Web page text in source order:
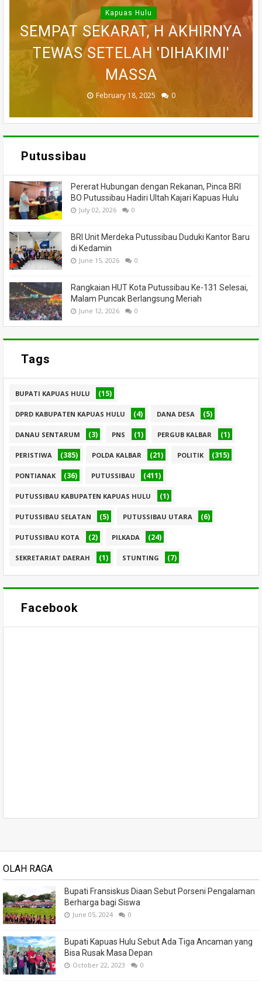
WARGA DESA SEI AJUNG YANG
DILAPORKAN HILANG SAAT
MEMANCING DITEMUKAN
MENINGGAL DUNIA
July 05, 2026 0
SI JAGO MERAH MENGAMUK,
BELASAN RUKO DI KAWASAN
PASAR MERDEKA PUTUSSIBAU
HANGUS
November 27, 2025 0
PEDULI KORBAN KEBAKARAN,
KORAMIL BADAU BERI
BANTUAN
March 26, 2025 0
BELASAN TOKO PAKAIAN DI
PUTUSSIBAU LUDES DILALAP
API
March 13, 2025 0
Kapuas Hulu
SEMPAT SEKARAT, H AKHIRNYA
TEWAS SETELAH 'DIHAKIMI'
MASSA
February 18, 2025 0
Putussibau
Pererat Hubungan dengan Rekanan, Pinca BRI
BO Putussibau Hadiri Ultah Kajari Kapuas Hulu
July 02, 2026 0
BRI Unit Merdeka Putussibau Duduki Kantor Baru
di Kedamin
June 15, 2026 0
Rangkaian HUT Kota Putussibau Ke-131 Selesai,
Malam Puncak Berlangsung Meriah
June 12, 2026 0
Tags
BUPATI KAPUAS HULU (15)
DPRD KABUPATEN KAPUAS HULU (4) DANA DESA (5)
DANAU SENTARUM (3) PNS (1) PERGUB KALBAR (1)
PERISTIWA (385) POLDA KALBAR (21) POLITIK (315)
PONTIANAK (36) PUTUSSIBAU (411)
PUTUSSIBAU KABUPATEN KAPUAS HULU (1)
PUTUSSIBAU SELATAN (5) PUTUSSIBAU UTARA (6)
PUTUSSIBAU KOTA (2) PILKADA (24)
SEKRETARIAT DAERAH (1) STUNTING (7)
Facebook
OLAH RAGA
Bupati Fransiskus Diaan Sebut Porseni Pengalaman
Berharga bagi Siswa
June 05, 2024 0
Bupati Kapuas Hulu Sebut Ada Tiga Ancaman yang
Bisa Rusak Masa Depan
October 22, 2023 0